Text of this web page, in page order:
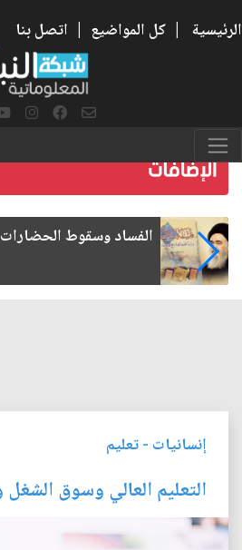
الرئيسية | كل المواضيع | اتصل بنا
رواتب الموظفين على
إنسانيات -تعليم
التعليم العالي وسوق الشغل